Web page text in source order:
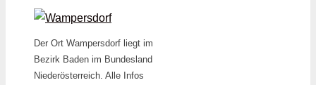
Der Ort Wampersdorf liegt im
Bezirk Baden im Bundesland
Niederösterreich. Alle Infos